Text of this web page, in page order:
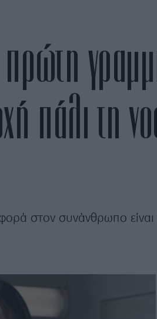
πρώτη
πάλι τη
στον συνάνθρωπο είναι